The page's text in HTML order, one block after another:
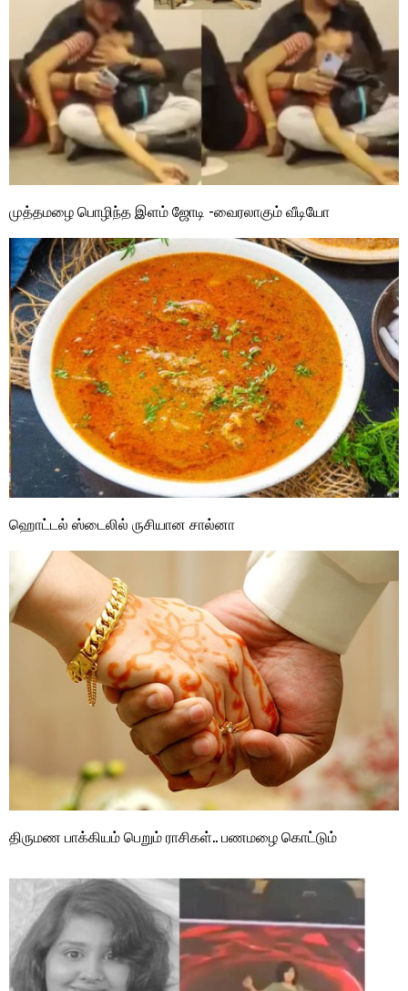
முத்தமழை பொழிந்த இளம் ஜோடி -வைரலாகும் வீடியோ
ஹொட்டல் ஸ்டைலில் ருசியான சால்னா
திருமண பாக்கியம் பெறும் ராசிகள்.. பணமழை கொட்டும்